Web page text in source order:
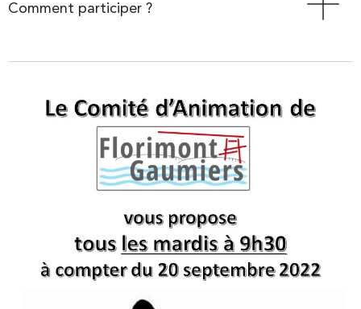
Comment participer ?